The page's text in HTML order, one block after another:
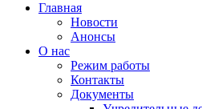
Главная
Новости
Анонсы
О нас
Режим работы
Контакты
Документы